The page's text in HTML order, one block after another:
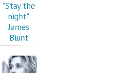
"Stay the
night"
James
Blunt